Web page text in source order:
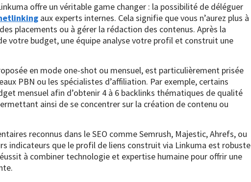
offre un véritable game changer : la possibilité de déléguer
aux experts internes. Cela signifie que vous n’aurez plus à
placements ou à gérer la rédaction des contenus. Après la
votre budget, une équipe analyse votre profil et construit une
en mode one-shot ou mensuel, est particulièrement prisée
PBN ou les spécialistes d’affiliation. Par exemple, certains
mensuel afin d’obtenir 4 à 6 backlinks thématiques de qualité
ainsi de se concentrer sur la création de contenu ou
reconnus dans le SEO comme Semrush, Majestic, Ahrefs, ou
indicateurs que le profil de liens construit via Linkuma est robuste
à combiner technologie et expertise humaine pour offrir une